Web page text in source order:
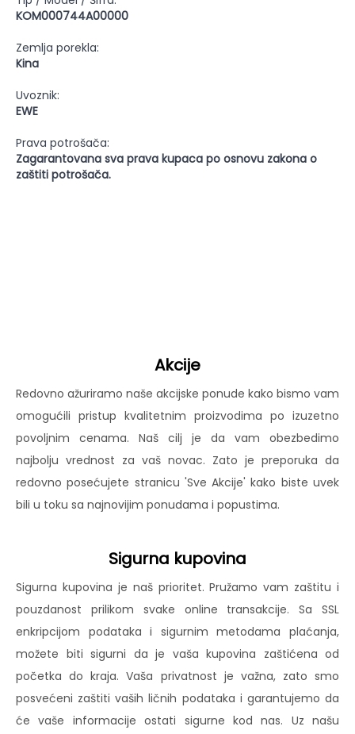
KOM000744A00000
Zemlja porekla:
Kina
Uvoznik:
EWE
Prava potrošača:
Zagarantovana sva prava kupaca po osnovu zakona o
zaštiti potrošača.
Akcije
Redovno ažuriramo naše akcijske ponude kako bismo vam
omogućili pristup kvalitetnim proizvodima po izuzetno
povoljnim cenama. Naš cilj je da vam obezbedimo
najbolju vrednost za vaš novac. Zato je preporuka da
redovno posećujete stranicu 'Sve Akcije' kako biste uvek
bili u toku sa najnovijim ponudama i popustima.
Sigurna kupovina
Sigurna kupovina je naš prioritet. Pružamo vam zaštitu i
pouzdanost prilikom svake online transakcije. Sa SSL
enkripcijom podataka i sigurnim metodama plaćanja,
možete biti sigurni da je vaša kupovina zaštićena od
početka do kraja. Vaša privatnost je važna, zato smo
posvećeni zaštiti vaših ličnih podataka i garantujemo da
će vaše informacije ostati sigurne kod nas. Uz našu